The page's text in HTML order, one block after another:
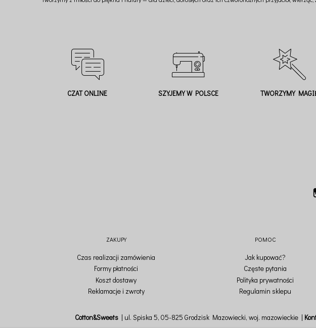
CZAT ONLINE SZYJEMY W POLSCE TWORZYMY
ZAKUPY
Czas realizacji zamówienia
Formy płatności
Koszt dostawy
Reklamacje i zwroty
POMOC
Jak kupować?
Częste pytania
Polityka prywatności
Regulamin sklepu
Cotton&Sweets ul. Spiska 5, 05-825 Grodzisk Mazowiecki, woj. mazowieckie